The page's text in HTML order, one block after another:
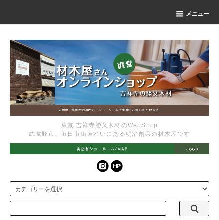
メニュー
東京 吉祥寺勝又木材のWebShop
武蔵野市、五日市街道沿いにある明治創業の材木屋です